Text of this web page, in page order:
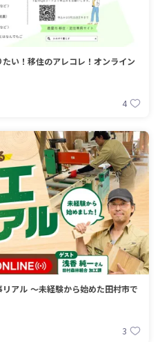
たい！移住のアレコレ！オンライン
4
た田村市で
3